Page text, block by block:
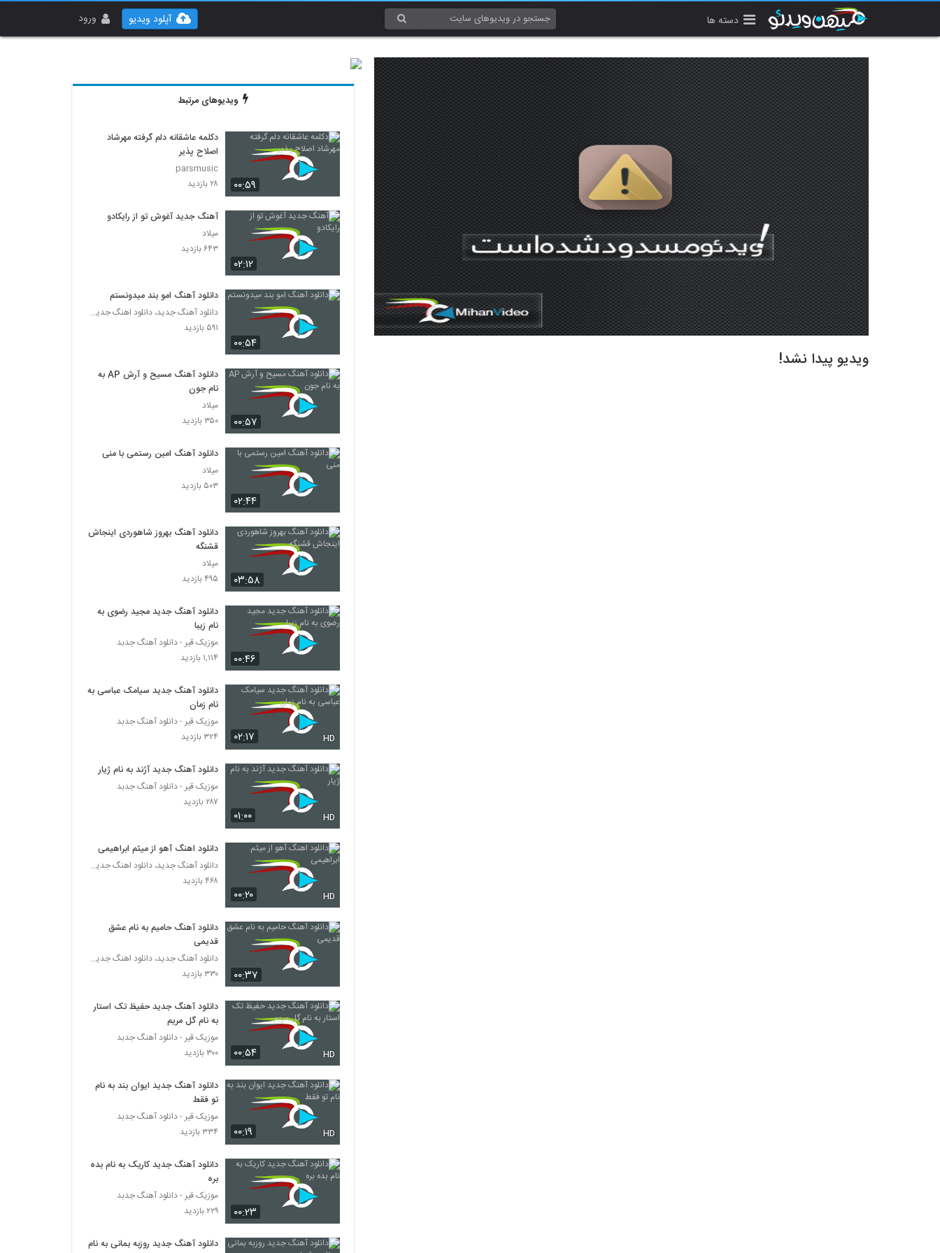
دسته ها ورود آپلود ویدیو
ویدیو پیدا نشد!
ویدیوهای مرتبط
۰۰:۵۹
دکلمه عاشقانه دلم گرفته مهرشاد
اصلاح پذیر
parsmusic
۲۸ بازدید
۰۲:۱۲
آهنگ جدید آغوش تو از رایکادو
میلاد
۶۴۳ بازدید
۰۰:۵۴
دانلود آهنگ امو بند میدونستم
دانلود آهنگ جدید، دانلود اهنگ جدید ایرانی
۵۹۱ بازدید
۰۰:۵۷
دانلود آهنگ مسیح و آرش AP به
نام جون
میلاد
۳۵۰ بازدید
۰۲:۴۴
دانلود آهنگ امین رستمی با منی
میلاد
۵۰۳ بازدید
۰۳:۵۸
دانلود آهنگ بهروز شاهوردی اینجاش
قشنگه
میلاد
۴۹۵ بازدید
۰۰:۴۶
دانلود آهنگ جدید مجید رضوی به
نام زیبا
موزیک قیر - دانلود آهنگ جدبد
۱,۱۱۴ بازدید
۰۲:۱۷ HD
دانلود آهنگ جدید سیامک عباسی به
نام زمان
موزیک قیر - دانلود آهنگ جدبد
۳۲۴ بازدید
۰۱:۰۰ HD
دانلود آهنگ جدید آژند به نام ژیار
موزیک قیر - دانلود آهنگ جدبد
۲۸۷ بازدید
۰۰:۲۰ HD
دانلود اهنگ آهو از میثم ابراهیمی
دانلود آهنگ جدید، دانلود اهنگ جدید ایرانی
۴۶۸ بازدید
۰۰:۳۷
دانلود آهنگ حامیم به نام عشق
قدیمی
دانلود آهنگ جدید، دانلود اهنگ جدید ایرانی
۳۳۰ بازدید
۰۰:۵۴ HD
دانلود آهنگ جدید حفیظ تک استار
به نام گل مریم
موزیک قیر - دانلود آهنگ جدبد
۳۰۰ بازدید
۰۰:۱۹ HD
دانلود آهنگ جدید ایوان بند به نام
تو فقط
موزیک قیر - دانلود آهنگ جدبد
۳۳۴ بازدید
۰۰:۲۳
دانلود آهنگ جدید کاریک به نام بده
بره
موزیک قیر - دانلود آهنگ جدبد
۲۲۹ بازدید
دانلود آهنگ جدید روزبه بمانی به نام